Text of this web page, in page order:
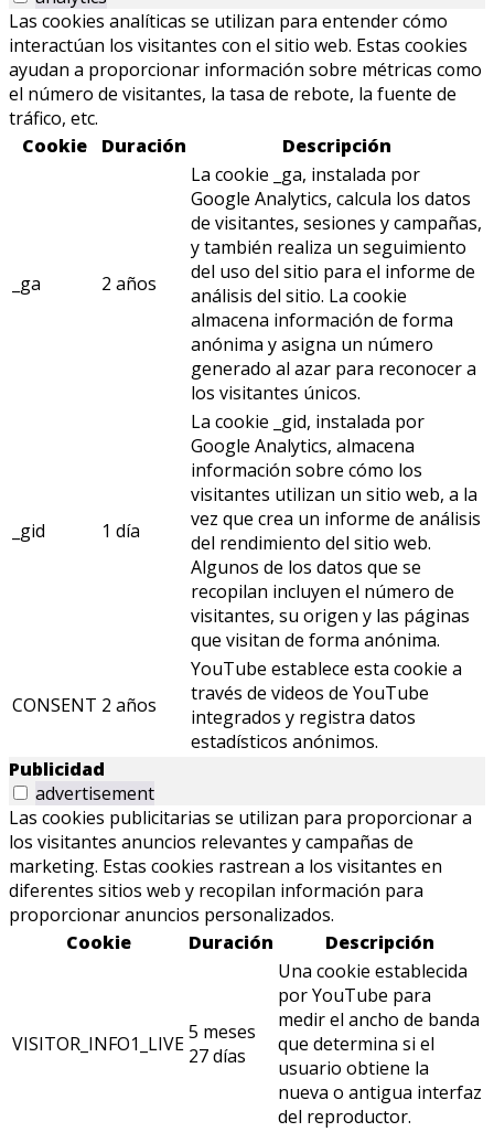
Las cookies analíticas se utilizan para entender cómo
interactúan los visitantes con el sitio web. Estas cookies
ayudan a proporcionar información sobre métricas como
el número de visitantes, la tasa de rebote, la fuente de
tráfico, etc.
Cookie
Duración Descripción
_ga 2 años
La cookie _ga, instalada por
Google Analytics, calcula los datos
de visitantes, sesiones y campañas,
y también realiza un seguimiento
del uso del sitio para el informe de
análisis del sitio. La cookie
almacena información de forma
anónima y asigna un número
generado al azar para reconocer a
los visitantes únicos.
_gid 1 día
La cookie _gid, instalada por
Google Analytics, almacena
información sobre cómo los
visitantes utilizan un sitio web, a la
vez que crea un informe de análisis
del rendimiento del sitio web.
Algunos de los datos que se
recopilan incluyen el número de
visitantes, su origen y las páginas
que visitan de forma anónima.
CONSENT 2 años
YouTube establece esta cookie a
través de videos de YouTube
integrados y registra datos
estadísticos anónimos.
Publicidad
advertisement
Las cookies publicitarias se utilizan para proporcionar a
los visitantes anuncios relevantes y campañas de
marketing. Estas cookies rastrean a los visitantes en
diferentes sitios web y recopilan información para
proporcionar anuncios personalizados.
Cookie
Duración Descripción
VISITOR_INFO1_LIVE5 meses
27 días
Una cookie establecida
por YouTube para
medir el ancho de banda
que determina si el
usuario obtiene la
nueva o antigua interfaz
del reproductor.